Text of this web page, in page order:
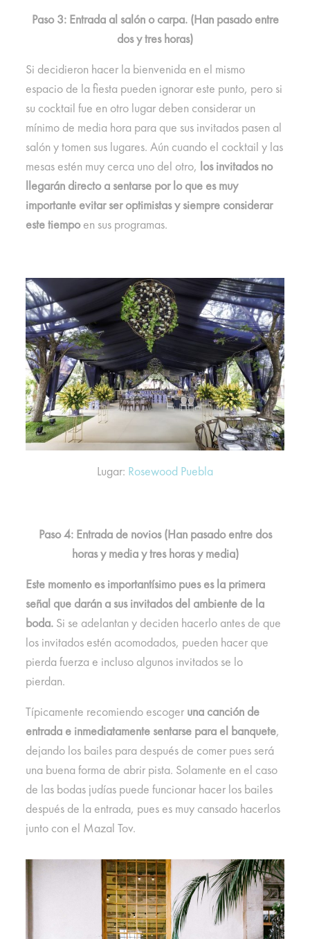
Paso 3: Entrada al salón o carpa. (Han pasado entre
dos y tres horas)
Si decidieron hacer la bienvenida en el mismo
espacio de la fiesta pueden ignorar este punto, pero si
su cocktail fue en otro lugar deben considerar un
mínimo de media hora para que sus invitados pasen al
salón y tomen sus lugares. Aún cuando el cocktail y las
mesas estén muy cerca uno del otro, los invitados no
llegarán directo a sentarse por lo que es muy
importante evitar ser optimistas y siempre considerar
este tiempoen sus programas.
Lugar: Rosewood Puebla
Paso 4: Entrada de novios (Han pasado entre dos
horas y media y tres horas y media)
Este momento es importantísimo pues es la primera
señal que darán a sus invitados del ambiente de la
boda.Si se adelantan y deciden hacerlo antes de que
los invitados estén acomodados, pueden hacer que
pierda fuerza e incluso algunos invitados se lo
pierdan.
Típicamente recomiendo escoger una canción de
entrada e inmediatamente sentarse para el banquete,
dejando los bailes para después de comer pues será
una buena forma de abrir pista. Solamente en el caso
de las bodas judías puede funcionar hacer los bailes
después de la entrada, pues es muy cansado hacerlos
junto con el Mazal Tov.